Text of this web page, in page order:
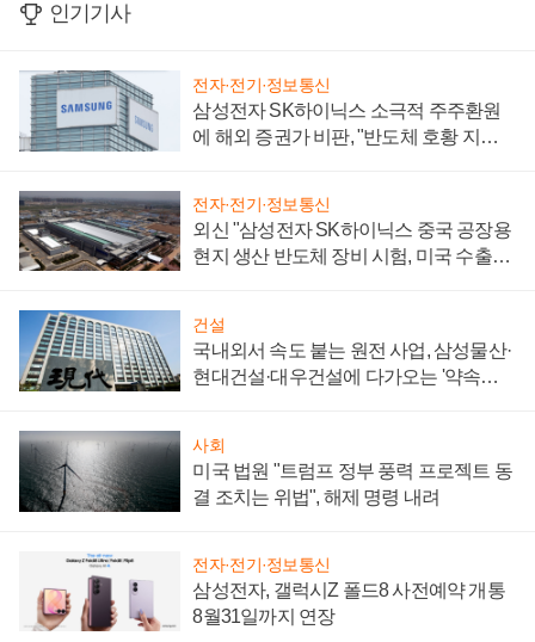
인기기사
전자·전기·정보통신
삼성전자 SK하이닉스 소극적 주주환원
에 해외 증권가 비판, "반도체 호황 지속
전자·전기·정보통신
외신 "삼성전자 SK하이닉스 중국 공장용
현지 생산 반도체 장비 시험, 미국 수출통
건설
국내외서 속도 붙는 원전 사업, 삼성물산·
현대건설·대우건설에 다가오는 '약속의
사회
미국 법원 "트럼프 정부 풍력 프로젝트 동
결 조치는 위법", 해제 명령 내려
전자·전기·정보통신
삼성전자, 갤럭시Z 폴드8 사전예약 개통
8월31일까지 연장